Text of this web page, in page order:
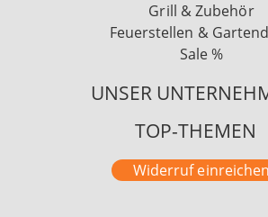
Grill & Zubehör
Feuerstellen &
Sale %
UNSER
TOP-THEMEN
Widerruf einreichen